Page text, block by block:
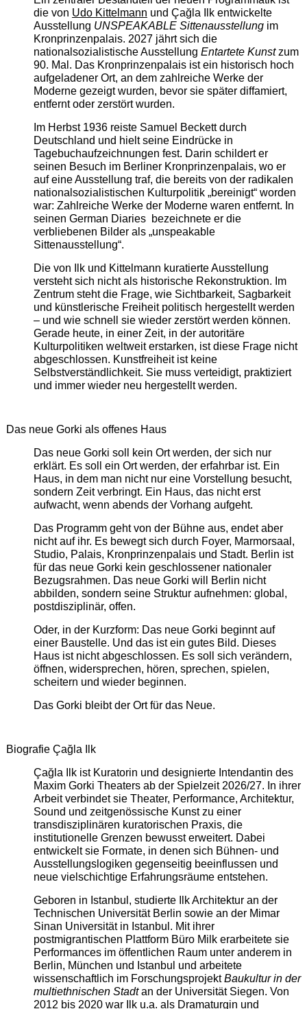
die von Udo Kittelmann und Çağla Ilk entwickelte
Ausstellung UNSPEAKABLE Sittenausstellungim
Kronprinzenpalais. 2027 jährt sich die
nationalsozialistische Ausstellung Entartete Kunstzum
90. Mal. Das Kronprinzenpalais ist ein historisch hoch
aufgeladener Ort, an dem zahlreiche Werke der
Moderne gezeigt wurden, bevor sie später diffamiert,
entfernt oder zerstört wurden.
Im Herbst 1936 reiste Samuel Beckett durch
Deutschland und hielt seine Eindrücke in
Tagebuchaufzeichnungen fest. Darin schildert er
seinen Besuch im Berliner Kronprinzenpalais, wo er
auf eine Ausstellung traf, die bereits von der radikalen
nationalsozialistischen Kulturpolitik „bereinigt“ worden
war: Zahlreiche Werke der Moderne waren entfernt. In
seinen German Diaries bezeichnete er die
verbliebenen Bilder als „unspeakable
Sittenausstellung“.
Die von Ilk und Kittelmann kuratierte Ausstellung
versteht sich nicht als historische Rekonstruktion. Im
Zentrum steht die Frage, wie Sichtbarkeit, Sagbarkeit
und künstlerische Freiheit politisch hergestellt werden
– und wie schnell sie wieder zerstört werden können.
Gerade heute, in einer Zeit, in der autoritäre
Kulturpolitiken weltweit erstarken, ist diese Frage nicht
abgeschlossen. Kunstfreiheit ist keine
Selbstverständlichkeit. Sie muss verteidigt, praktiziert
und immer wieder neu hergestellt werden.
Das neue Gorki als offenes Haus
Das neue Gorki soll kein Ort werden, der sich nur
erklärt. Es soll ein Ort werden, der erfahrbar ist. Ein
Haus, in dem man nicht nur eine Vorstellung besucht,
sondern Zeit verbringt. Ein Haus, das nicht erst
aufwacht, wenn abends der Vorhang aufgeht.
Das Programm geht von der Bühne aus, endet aber
nicht auf ihr. Es bewegt sich durch Foyer, Marmorsaal,
Studio, Palais, Kronprinzenpalais und Stadt. Berlin ist
für das neue Gorki kein geschlossener nationaler
Bezugsrahmen. Das neue Gorki will Berlin nicht
abbilden, sondern seine Struktur aufnehmen: global,
postdisziplinär, offen.
Oder, in der Kurzform: Das neue Gorki beginnt auf
einer Baustelle. Und das ist ein gutes Bild. Dieses
Haus ist nicht abgeschlossen. Es soll sich verändern,
öffnen, widersprechen, hören, sprechen, spielen,
scheitern und wieder beginnen.
Das Gorki bleibt der Ort für das Neue.
Biografie Çağla Ilk
Çağla Ilk ist Kuratorin und designierte Intendantin des
Maxim Gorki Theaters ab der Spielzeit 2026/27. In ihrer
Arbeit verbindet sie Theater, Performance, Architektur,
Sound und zeitgenössische Kunst zu einer
transdisziplinären kuratorischen Praxis, die
institutionelle Grenzen bewusst erweitert. Dabei
entwickelt sie Formate, in denen sich Bühnen- und
Ausstellungslogiken gegenseitig beeinflussen und
neue vielschichtige Erfahrungsräume entstehen.
Geboren in Istanbul, studierte Ilk Architektur an der
Technischen Universität Berlin sowie an der Mimar
Sinan Universität in Istanbul. Mit ihrer
postmigrantischen Plattform Büro Milk erarbeitete sie
Performances im öffentlichen Raum unter anderem in
Berlin, München und Istanbul und arbeitete
wissenschaftlich im ForschungsprojektBaukultur in der
multiethnischen Stadtan der Universität Siegen. Von
2012 bis 2020 war Ilk u.a. als Dramaturgin und